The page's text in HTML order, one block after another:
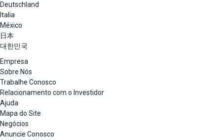
Deutschland
Italia
México
日本
대한민국
Empresa
Sobre Nós
Trabalhe Conosco
Relacionamento com o Investidor
Ajuda
Mapa do Site
Negócios
Anuncie Conosco